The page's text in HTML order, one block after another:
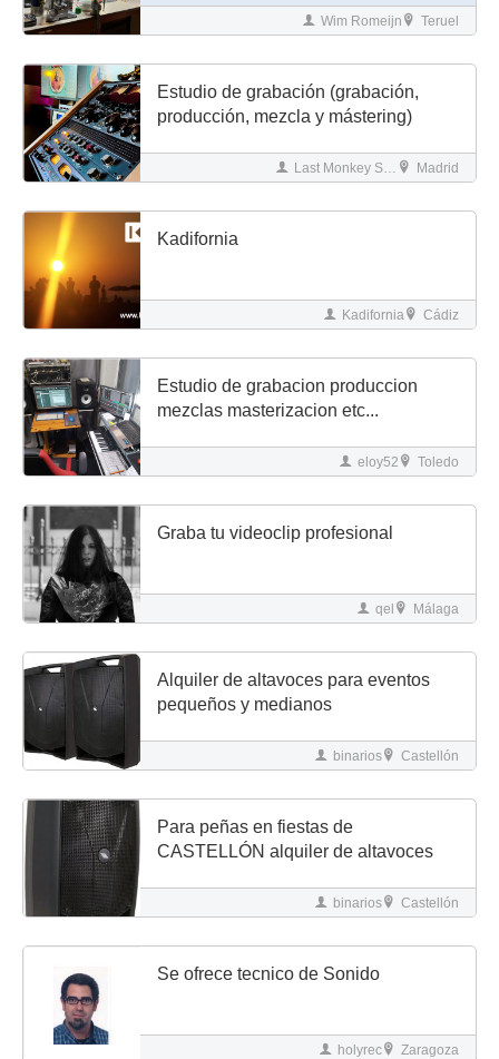
Wim Romeijn Teruel
Estudio de grabación (grabación,
producción, mezcla y mástering)
Last Monkey Studio Madrid
Kadifornia
Kadifornia Cádiz
Estudio de grabacion produccion
mezclas masterizacion etc...
eloy52 Toledo
Graba tu videoclip profesional
qel Málaga
Alquiler de altavoces para eventos
pequeños y medianos
binarios Castellón
Para peñas en fiestas de
CASTELLÓN alquiler de altavoces
binarios Castellón
Se ofrece tecnico de Sonido
holyrec Zaragoza